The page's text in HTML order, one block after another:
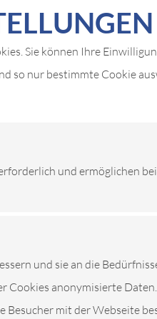
Sie können Ihre
so nur bestimmte Cookie
und ermöglichen
und sie an die
Cookies anonymisierte
Besucher mit der Webseite